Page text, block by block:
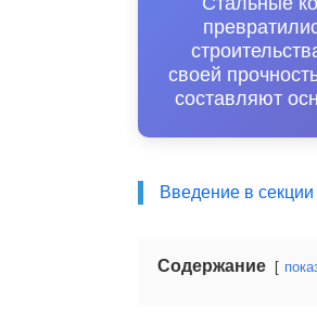
своей
составляют
Введение в
Содержание